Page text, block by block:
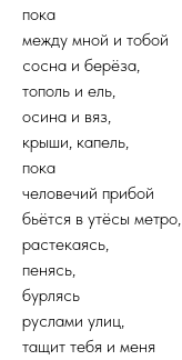
пока
между мной и тобой
сосна и берёза,
тополь и ель,
осина и вяз,
крыши, капель,
пока
человечий прибой
бьётся в утёсы метро,
растекаясь,
пенясь,
бурлясь
руслами улиц,
тащит тебя и меня